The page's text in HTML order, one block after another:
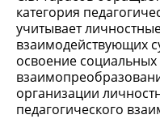
категория
учитывает
взаимодействующих
освоение социальных
организации
педагогического